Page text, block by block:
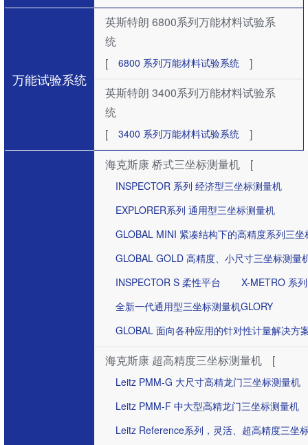
万能试验系统
英斯特朗 6800系列万能材料试验系
统
[
6800 系列万能材料试验系统
]
英斯特朗 3400系列万能材料试验系
统
[
3400 系列万能材料试验系统 ]
海克斯康 桥式三坐标测量机 [
INSPECTOR 系列 经济型三坐标测量机
EXPLORER系列 通用型三坐标测量机
GLOBAL MINI 紧凑结构下的高精度系列三坐
GLOBAL GOLD 高精度、小尺寸三坐标测量
INSPECTOR S 柔性平台
X-METRO 系列
全新一代通用型三坐标测量机GLORY
GLOBAL 面向各种应用的针对性计量解决方
海克斯康 超高精度三坐标测量机 [
Leitz PMM-G 大尺寸高精龙门三坐标测量机
Leitz PMM-F 中大型高精龙门三坐标测量机
Leitz Reference系列，灵活、超高精度三坐